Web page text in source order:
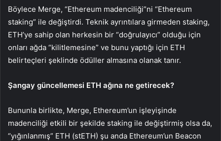
Böylece Merge, “Ethereum madenciliği”ni “Ethereum
staking” ile değiştirdi. Teknik ayrıntılara girmeden staking,
ETH’ye sahip olan herkesin bir “doğrulayıcı” olduğu için
onları ağda “kilitlemesine” ve bunu yaptığı için ETH
belirteçleri şeklinde ödüller almasına olanak tanır.
Şangay güncellemesi ETH ağına ne getirecek?
Bununla birlikte, Merge, Ethereum’un işleyişinde
madenciliği etkili bir şekilde staking ile değiştirmiş olsa da,
“yığınlanmış” ETH (stETH) şu anda Ethereum’un Beacon